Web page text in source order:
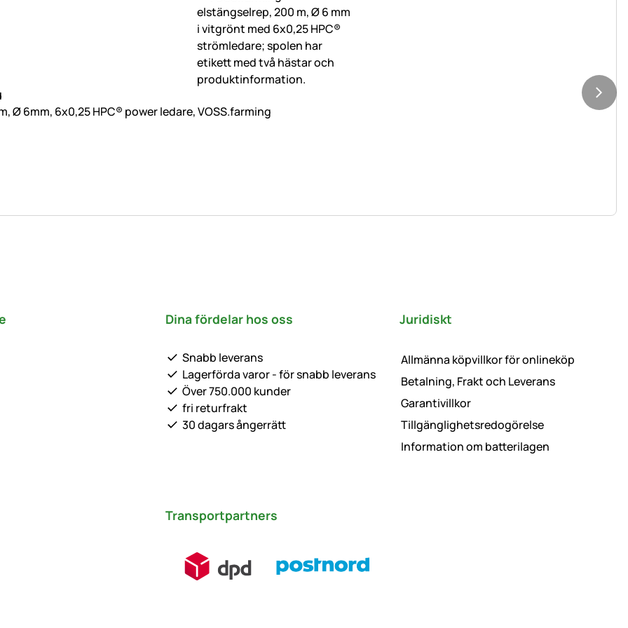
Ø 6mm, 6x0,25 HPC® power ledare, VOSS.farming
Dina fördelar hos oss
Snabb leverans
Lagerförda varor - för snabb leverans
Över 750.000 kunder
fri returfrakt
30 dagars ångerrätt
Juridiskt
Allmänna köpvillkor för onlineköp
Betalning, Frakt och Leverans
Garantivillkor
Tillgänglighetsredogörelse
Information om batterilagen
Transportpartners